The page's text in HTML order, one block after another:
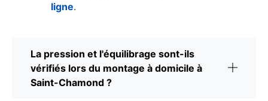
ligne.
La pression et l'équilibrage sont-ils
vérifiés lors du montage à domicile à
Saint-Chamond ?